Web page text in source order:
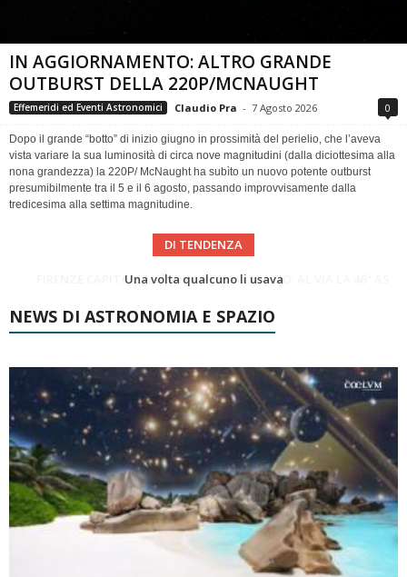
IN AGGIORNAMENTO: ALTRO GRANDE
OUTBURST DELLA 220P/MCNAUGHT
Effemeridi ed Eventi Astronomici Claudio Pra - 7 Agosto 2026 0
Dopo il grande “botto” di inizio giugno in prossimità del perielio, che l’aveva
vista variare la sua luminosità di circa nove magnitudini (dalla diciottesima alla
nona grandezza) la 220P/ McNaught ha subìto un nuovo potente outburst
presumibilmente tra il 5 e il 6 agosto, passando improvvisamente dalla
tredicesima alla settima magnitudine.
DI TENDENZA
Cielo del Mese di Agosto 2026
NEWS DI ASTRONOMIA E SPAZIO